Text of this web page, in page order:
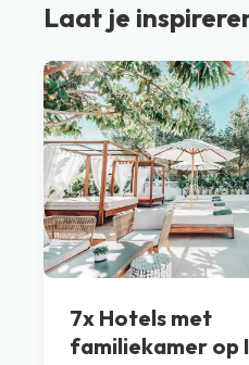
Laat je
7x Hotels met
familiekamer op